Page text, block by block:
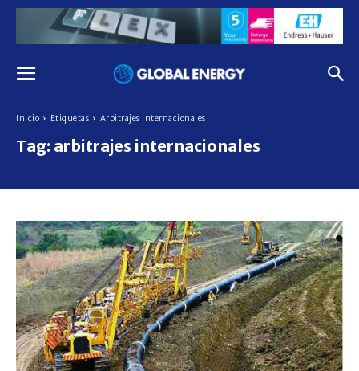
Inicio Etiquetas Arbitrajes internacionales
Tag: arbitrajes internacionales